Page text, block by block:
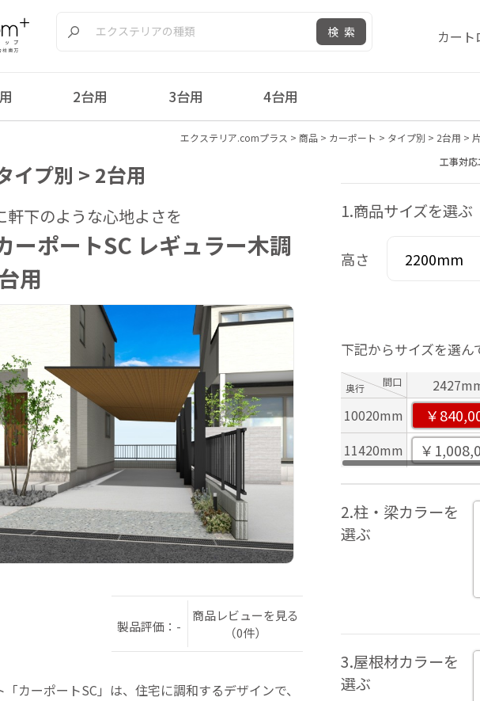
検索 カート
2台用 3台用 4台用
エクステリア.comプラス > 商品> カーポート > タイプ別 > 2台用 >
イプ別 > 2台用
軒下のような心地よさを
ーポートSC レギュラー木調
用
製品評価：-
商品レビューを見る
（0件）
カーポートSC」は、住宅に調和するデザインで、
工事対
1.商品サイズを選ぶ
高さ
下記からサイズを選ん
奥行 間口
10020mm
￥
11420mm ￥
2.柱・梁カラーを
選ぶ
3.屋根材カラーを
選ぶ